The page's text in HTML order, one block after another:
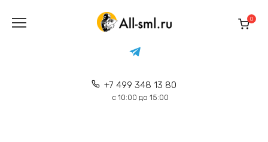
содержанию
+7 499 348 13 80
с 10:00 до 15:00
0